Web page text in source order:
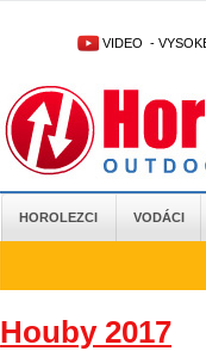
VIDEO -
HOROLEZCI VODÁCI
Houby 2017